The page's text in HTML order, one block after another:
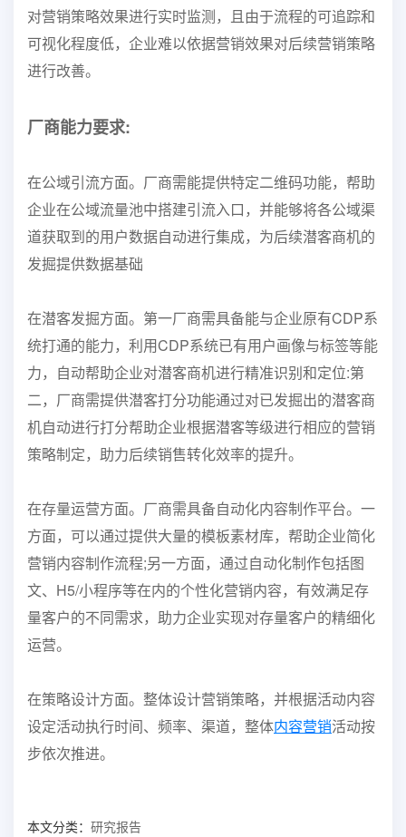
对营销策略效果进行实时监测，且由于流程的可追踪和
可视化程度低，企业难以依据营销效果对后续营销策略
进行改善。
厂商能力要求:
在公域引流方面。厂商需能提供特定二维码功能，帮助
企业在公域流量池中搭建引流入口，并能够将各公域渠
道获取到的用户数据自动进行集成，为后续潜客商机的
发掘提供数据基础
在潜客发掘方面。第一厂商需具备能与企业原有CDP系
统打通的能力，利用CDP系统已有用户画像与标签等能
力，自动帮助企业对潜客商机进行精准识别和定位:第
二，厂商需提供潜客打分功能通过对已发掘出的潜客商
机自动进行打分帮助企业根据潜客等级进行相应的营销
策略制定，助力后续销售转化效率的提升。
在存量运营方面。厂商需具备自动化内容制作平台。一
方面，可以通过提供大量的模板素材库， 帮助企业简化
营销内容制作流程;另一方面，通过自动化制作包括图
文、H5/小程序等在内的个性化营销内容，有效满足存
量客户的不同需求，助力企业实现对存量客户的精细化
运营。
在策略设计方面。整体设计营销策略，并根据活动内容
设定活动执行时间、频率、渠道，整体内容营销活动按
步依次推进。
本文分类： 研究报告